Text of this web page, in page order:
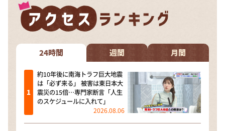
教えて！ニュースライブ 正義のミカタ
ＬＩＦＥ～夢のカタチ～
ポツンと一軒家
ザキ山小屋本館
ぺこぱのまるスポ
24時間 週間 月間
約10年後に南海トラフ巨大地震
は「必ず来る」 被害は東日本大
震災の15倍…専門家断言「人生
のスケジュールに入れて」
2026.08.06